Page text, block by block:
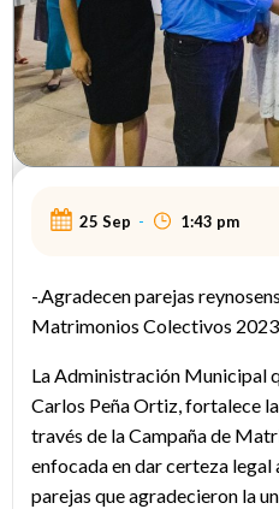
25 Sep - 1:43 pm
-.Agradecen parejas
Matrimonios Colectivos
La Administración Municipal
Carlos Peña Ortiz, fortalece
través de la Campaña de
enfocada en dar certeza legal
parejas que agradecieron la